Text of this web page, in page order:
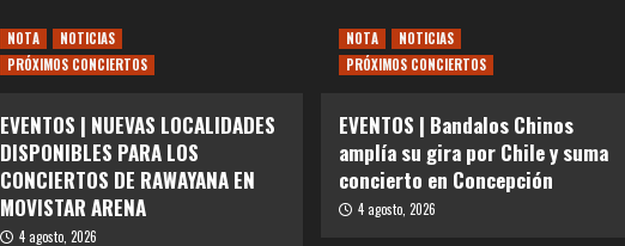
NOTA
NOTICIAS
PRÓXIMOS CONCIERTOS
EVENTOS | NUEVAS LOCALIDADES
DISPONIBLES PARA LOS
CONCIERTOS DE RAWAYANA EN
MOVISTAR ARENA
4 agosto, 2026
NOTA
NOTICIAS
PRÓXIMOS CONCIERTOS
EVENTOS | Bandalos Chinos
amplía su gira por Chile y suma
concierto en Concepción
4 agosto, 2026